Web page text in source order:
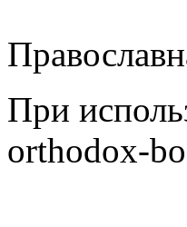
При
orthodox-